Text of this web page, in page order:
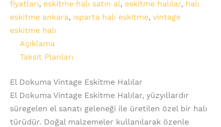
fiyatları, eskitme halı satın al, eskitme halılar, halı
eskitme ankara, ısparta halı eskitme, vintage
eskitme halı
Açıklama
Taksit Planları
El Dokuma Vintage Eskitme Halılar
El Dokuma Vintage Eskitme Halılar, yüzyıllardır
süregelen el sanatı geleneği ile üretilen özel bir halı
türüdür. Doğal malzemeler kullanılarak özenle